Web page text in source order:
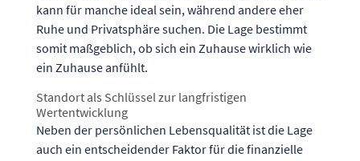
kann für manche ideal sein, während andere eher
Ruhe und Privatsphäre suchen. Die Lage bestimmt
somit maßgeblich, ob sich ein Zuhause wirklich wie
ein Zuhause anfühlt.
Standort als Schlüssel zur langfristigen
Wertentwicklung
Neben der persönlichen Lebensqualität ist die Lage
auch ein entscheidender Faktor für die finanzielle